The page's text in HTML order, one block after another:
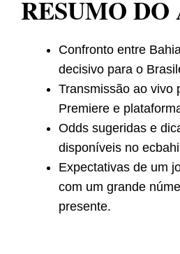
RESUMO
Confronto entre
decisivo para o
Transmissão ao vivo
Premiere e
Odds sugeridas e
disponíveis no
Expectativas de um
com um grande
presente.